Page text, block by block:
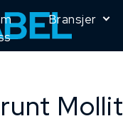
Bransjer
Mollit